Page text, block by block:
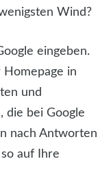
Wind?
eingeben.
Homepage in
und
die bei Google
nach Antworten
auf Ihre